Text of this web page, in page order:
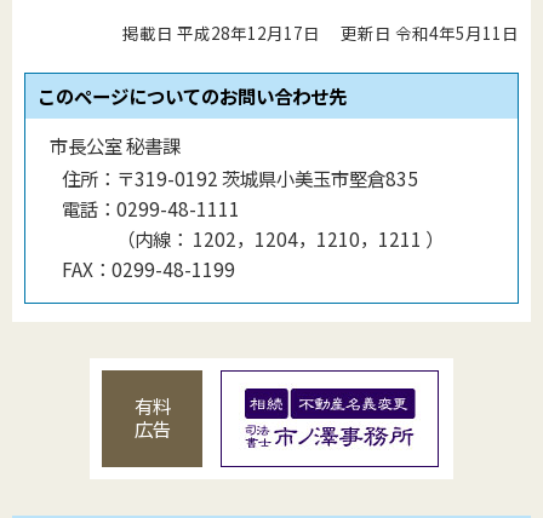
掲載日 平成28年12月17日 更新日 令和4年5月11日
このページについてのお問い合わせ先
市長公室 秘書課
住所： 〒319-0192 茨城県小美玉市堅倉835
電話： 0299-48-1111
（内線 ： 1202，1204，1210，1211 ）
FAX： 0299-48-1199
有料
広告